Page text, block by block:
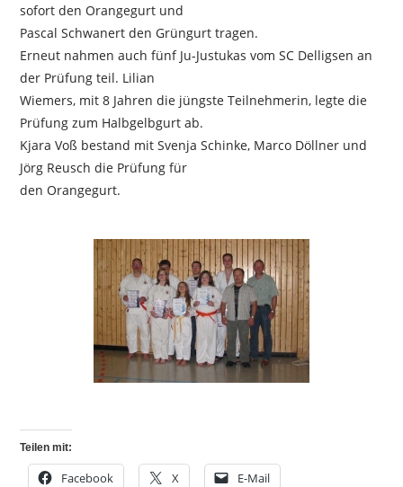
sofort den Orangegurt und
Pascal Schwanert den Grüngurt tragen.
Erneut nahmen auch fünf Ju-Justukas vom SC Delligsen an
der Prüfung teil. Lilian
Wiemers, mit 8 Jahren die jüngste Teilnehmerin, legte die
Prüfung zum Halbgelbgurt ab.
Kjara Voß bestand mit Svenja Schinke, Marco Döllner und
Jörg Reusch die Prüfung für
den Orangegurt.
Teilen mit:
Facebook X E-Mail